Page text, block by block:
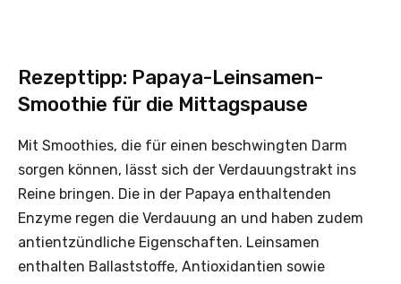
Rezepttipp: Papaya-Leinsamen-
Smoothie für die Mittagspause
Mit Smoothies, die für einen beschwingten Darm
sorgen können, lässt sich der Verdauungstrakt ins
Reine bringen. Die in der Papaya enthaltenden
Enzyme regen die Verdauung an und haben zudem
antientzündliche Eigenschaften. Leinsamen
enthalten Ballaststoffe, Antioxidantien sowie